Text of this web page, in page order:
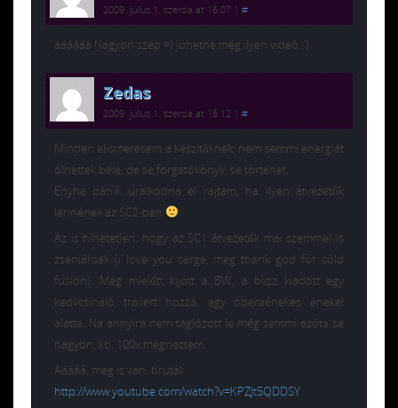
2009. július 1. szerda at 16:07 #
áááááá Nagyon szép =) jöhetne még ilyen videó :’)
Zedas
2009. július 1. szerda at 16:12 #
Minden elismerésem a készítőknek, nem semmi energiát
ölhettek bele, de se forgatókönyv, se történet.
Enyhe pánik uralkodna el rajtam, ha ilyen átvezetők
lennének az SC2-ben
Az is hihetetlen, hogy az SC1 átvezetők mai szemmel is
zseniálisak (i love you sarge, meg thank god for cold
fusion). Még mielőtt kijött a BW, a blizz kiadott egy
kedvcsináló trailert hozzá, egy operaénekes énekel
alatta. Na annyira nem taglózott le még semmi azóta se
nagyon, kb. 100x megnéztem.
Ááááá, meg is van, brutál:
http://www.youtube.com/watch?v=KPZJt5QDDSY